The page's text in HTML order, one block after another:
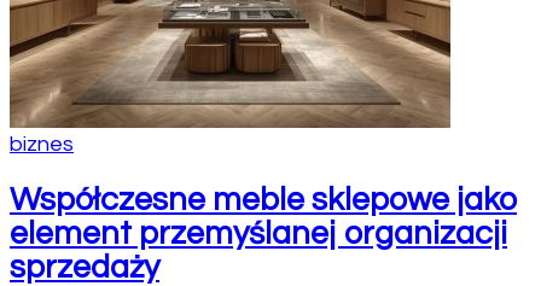
biznes
Współczesne meble sklepowe jako
element przemyślanej organizacji
sprzedaży